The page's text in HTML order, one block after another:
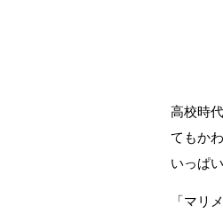
高校時
てもか
いっぱい
「マリ